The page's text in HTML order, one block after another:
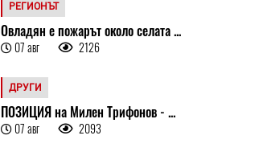
РЕГИОНЪТ
Овладян е пожарът около селата ...
07 авг 2126
ДРУГИ
ПОЗИЦИЯ на Милен Трифонов - ...
07 авг 2093